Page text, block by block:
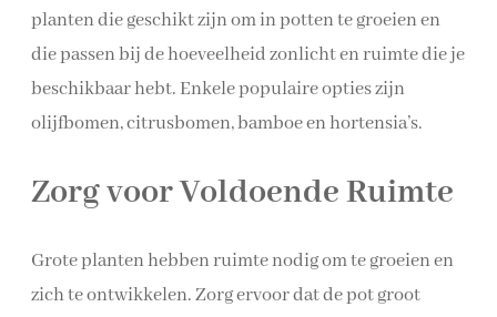
planten die geschikt zijn om in potten te groeien en
die passen bij de hoeveelheid zonlicht en ruimte die je
beschikbaar hebt. Enkele populaire opties zijn
olijfbomen, citrusbomen, bamboe en hortensia’s.
Zorg voor Voldoende Ruimte
Grote planten hebben ruimte nodig om te groeien en
zich te ontwikkelen. Zorg ervoor dat de pot groot